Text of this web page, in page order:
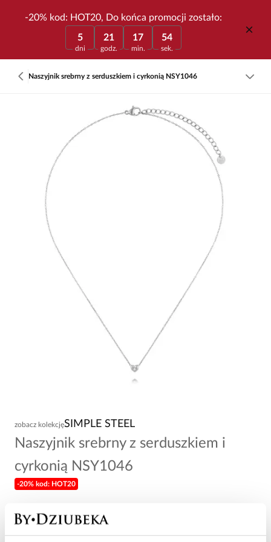
-20% kod: HOT20, Do końca promocji zostało:
5
dni
21
godz.
17
min.
54
sek.
Naszyjnik srebrny z serduszkiem i cyrkonią NSY1046
zobacz kolekcjęSIMPLE STEEL
Naszyjnik srebrny z serduszkiem i
cyrkonią NSY1046
-20% kod: HOT20
59,00 zł